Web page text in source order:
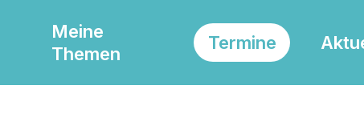
Meine
Themen
Termine